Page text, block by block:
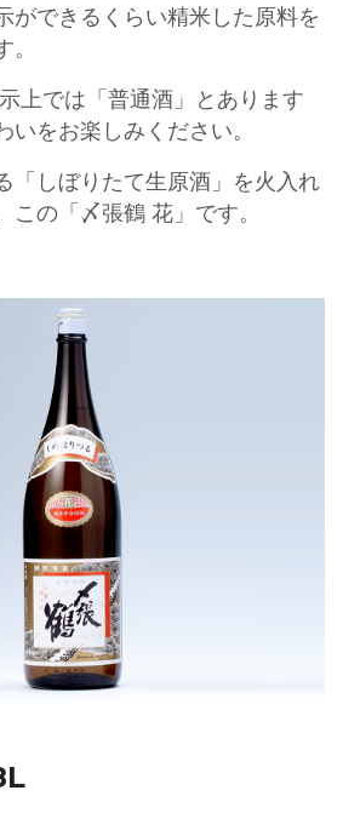
ができるくらい精米した原料を
上では「普通酒」とあります
をお楽しみください。
「しぼりたて生原酒」を火入れ
この「〆張鶴 花」です。